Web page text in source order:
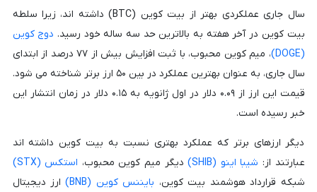
سال جاری عملکردی بهتر از بیت کوین (BTC) داشته اند، زیرا سلطه
بیت کوین در آخر هفته به بالاترین حد سه ساله خود رسید. دوج کوین
(DOGE)
، میم کوین محبوب، با ثبت افزایش بیش از ۷۷ درصد از ابتدای
سال جاری، به عنوان بهترین عملکرد در بین ۵۰ ارز برتر شناخته می شود.
قیمت این ارز از ۰.۰۹ دلار در اول ژانویه به ۰.۱۵ دلار در زمان انتشار این
خبر رسیده است.
دیگر ارزهای برتر که عملکرد بهتری نسبت به بیت کوین داشته اند
عبارتند از: شیبا اینو (SHIB) دیگر میم کوین محبوب، استکس (STX)
شبکه قرارداد هوشمند بیت کوین، بایننس کوین (BNB)
ارز دیجیتال